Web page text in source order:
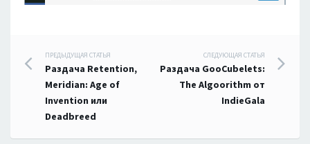
Навигация
по
записям
ПРЕДЫДУЩАЯ СТАТЬЯ
Раздача Retention,
Meridian: Age of
Invention или
Deadbreed
СЛЕДУЮЩАЯ СТАТЬЯ
Раздача GooCubelets:
The Algoorithm от
IndieGala